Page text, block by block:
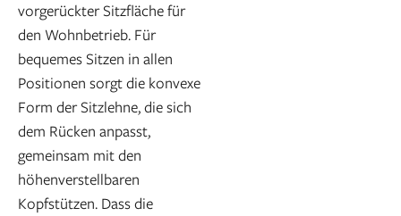
vorgerückter Sitzfläche für
den Wohnbetrieb. Für
bequemes Sitzen in allen
Positionen sorgt die konvexe
Form der Sitzlehne, die sich
dem Rücken anpasst,
gemeinsam mit den
höhenverstellbaren
Kopfstützen. Dass die